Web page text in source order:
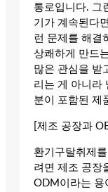
통로입니다. 그
기가 계속된다
런 문제를 해결
상쾌하게 만드
많은 관심을 받
리는 게 아니라
분이 포함된 제
[제조 공장과
환기구탈취제
려면 제조 공장
ODM이라는 용